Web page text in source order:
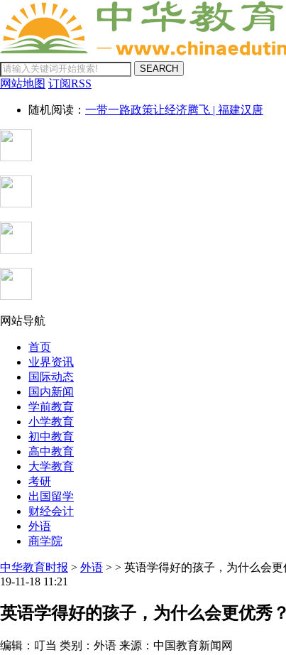
SEARCH
网站地图 订阅RSS
随机阅读： 一带一路政策让经济腾飞 | 福建汉唐
网站导航
首页
业界资讯
国际动态
国内新闻
学前教育
小学教育
初中教育
高中教育
大学教育
考研
出国留学
财经会计
外语
商学院
中华教育时报 > 外语 > > 英语学得好的孩子，为什么会更
19-11-18 11:21
英语学得好的孩子，为什么会更优秀？
编辑：叮当 类别：外语 来源：中国教育新闻网